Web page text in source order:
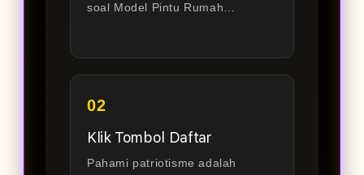
soal Model Pintu Rumah…
02
Klik Tombol Daftar
Pahami patriotisme adalah